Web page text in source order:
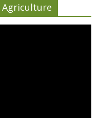
Agriculture